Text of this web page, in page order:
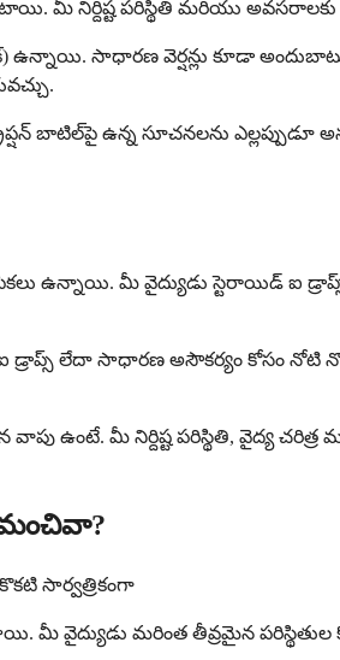
మీ నిర్దిష్ట పరిస్థితి మరియు
ఉన్నాయి. సాధారణ వెర్షన్లు కూడా
బాటిల్‌పై ఉన్న సూచనలను
ఉన్నాయి. మీ వైద్యుడు స్టెరాయిడ్ ఐ
డ్రాప్స్ లేదా సాధారణ అసౌకర్యం కోసం నోటి
వాపు ఉంటే. మీ నిర్దిష్ట పరిస్థితి, వైద్య
సార్వత్రికంగా
మరింత తీవ్రమైన పరిస్థితుల